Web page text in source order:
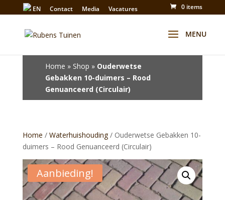
EN Contact Media
Vacatures
0 items
Home » Shop » Ouderwetse
Gebakken 10-duimers – Rood
Genuanceerd (Circulair)
Home / Waterhuishouding/ Ouderwetse Gebakken 10-
duimers – Rood Genuanceerd (Circulair)
Aanbieding!